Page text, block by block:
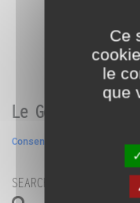
Le Générateur
Consentement
SEARCH
Ce
le
que